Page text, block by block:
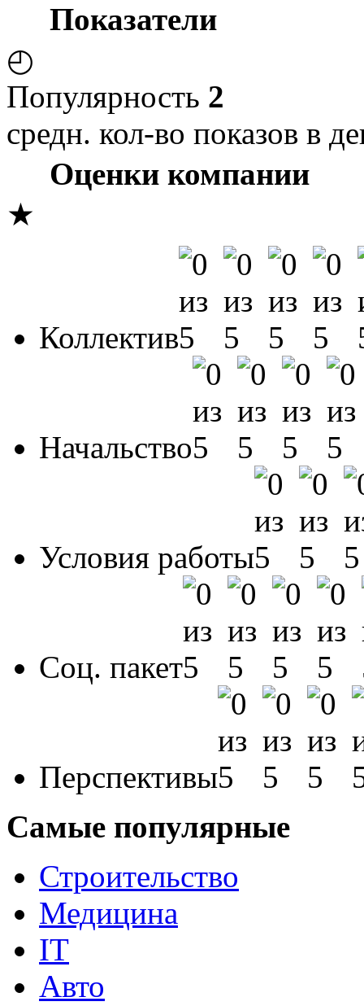
Показатели
◴
Популярность 2
средн. кол-во показов в
Оценки компании
★
Коллектив
Начальство
Условия работы
Соц. пакет
Перспективы
Самые популярные
Строительство
Медицина
IT
Авто